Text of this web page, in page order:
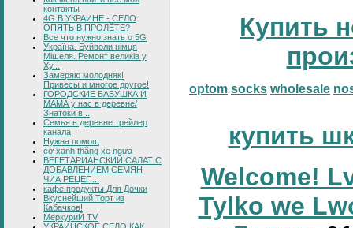
контакты
4G В УКРАИНЕ - СЕЛО
ОПЯТЬ В ПРОЛЁТЕ?
Все что нужно знать о 5G
Україна. Буйволи німця
Мішеля. Ремонт великів у
Ху...
Замеряю молодняк!
Привесы и многое другое!
ГОРОДСКИЕ БАБУШКА И
МАМА у нас в деревне/
Знатоки в...
Семья в деревне трейлер
канала
Нужна помощ
cờ xanh thắng xe ngựa
ВЕГЕТАРИАНСКИЙ САЛАТ С
ДОБАВЛЕНИЕМ СЕМЯН
ЧИА РЕЦЕП...
кафе продукты Для Дочки
Вкуснейший Торт из
Кабачков!
МеркуриЙ TV
Купить
optom socks wholesale
купить
Welcome!
Tylko we